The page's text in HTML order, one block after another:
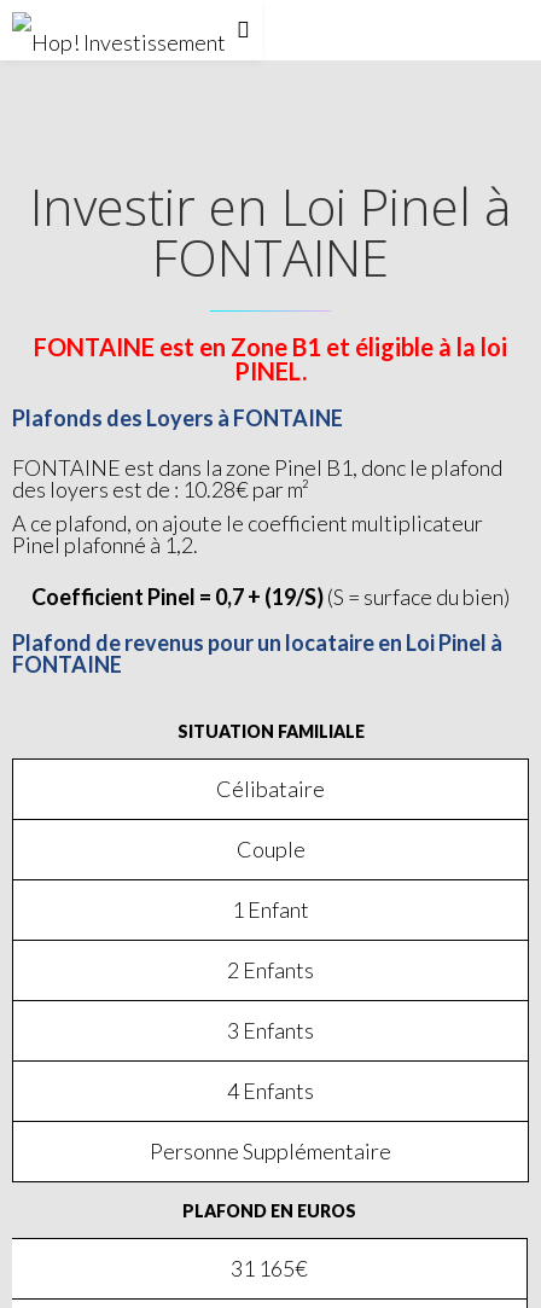
Investir en Loi Pinel à
FONTAINE
FONTAINE est en Zone B1 et éligible à la loi
PINEL.
Plafonds des Loyers à FONTAINE
FONTAINE est dans la zone Pinel B1, donc le plafond
des loyers est de : 10.28€ par m²
A ce plafond, on ajoute le coefficient multiplicateur
Pinel plafonné à 1,2.
Coefficient Pinel = 0,7 + (19/S)(S = surface du bien)
Plafond de revenus pour un locataire en Loi Pinel à
FONTAINE
SITUATION FAMILIALE
Célibataire
Couple
1 Enfant
2 Enfants
3 Enfants
4 Enfants
Personne Supplémentaire
PLAFOND EN EUROS
31 165€